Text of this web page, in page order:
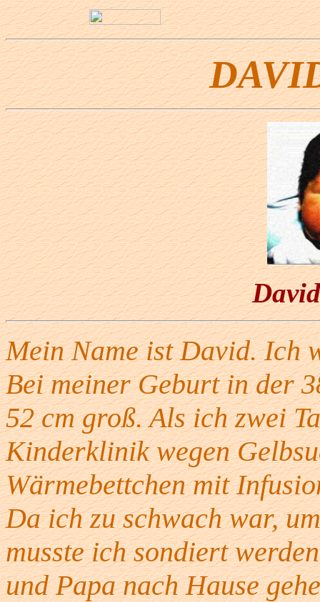
Mein Name ist David. Ich
Bei meiner Geburt in der
52 cm groß. Als ich zwei
Kinderklinik wegen
Wärmebettchen mit
Da ich zu schwach war,
musste ich sondiert
und Papa nach Hause